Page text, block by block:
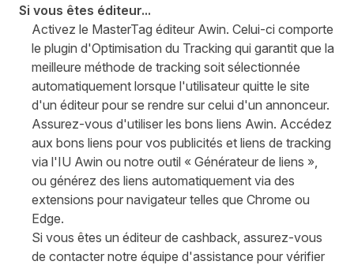
Si vous êtes éditeur...
Activez le MasterTag éditeur Awin. Celui-ci comporte
le plugin d'Optimisation du Tracking qui garantit que la
meilleure méthode de tracking soit sélectionnée
automatiquement lorsque l'utilisateur quitte le site
d'un éditeur pour se rendre sur celui d'un annonceur.
Assurez-vous d'utiliser les bons liens Awin. Accédez
aux bons liens pour vos publicités et liens de tracking
via l'IU Awin ou notre outil « Générateur de liens »,
ou générez des liens automatiquement via des
extensions pour navigateur telles que Chrome ou
Edge.
Si vous êtes un éditeur de cashback, assurez-vous
de contacter notre équipe d'assistance pour vérifier